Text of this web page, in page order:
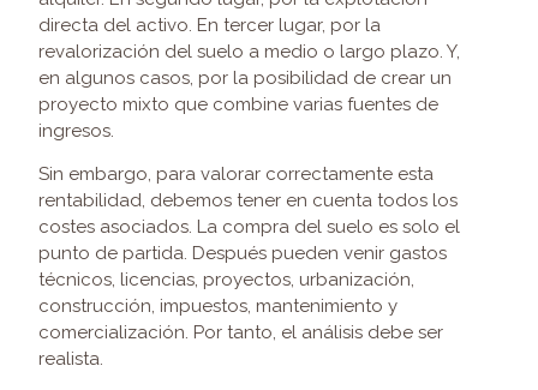
directa del activo. En tercer lugar, por la
revalorización del suelo a medio o largo plazo. Y,
en algunos casos, por la posibilidad de crear un
proyecto mixto que combine varias fuentes de
ingresos.
Sin embargo, para valorar correctamente esta
rentabilidad, debemos tener en cuenta todos los
costes asociados. La compra del suelo es solo el
punto de partida. Después pueden venir gastos
técnicos, licencias, proyectos, urbanización,
construcción, impuestos, mantenimiento y
comercialización. Por tanto, el análisis debe ser
realista.